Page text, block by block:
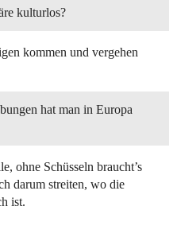
kulturlos?
kommen und vergehen
hat man in Europa
ohne Schüsseln braucht’s
darum streiten, wo die
ist.